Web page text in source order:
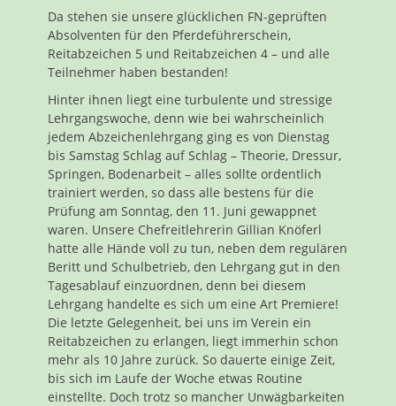
Da stehen sie unsere glücklichen FN-geprüften
Absolventen für den Pferdeführerschein,
Reitabzeichen 5 und Reitabzeichen 4 – und alle
Teilnehmer haben bestanden!
Hinter ihnen liegt eine turbulente und stressige
Lehrgangswoche, denn wie bei wahrscheinlich
jedem Abzeichenlehrgang ging es von Dienstag
bis Samstag Schlag auf Schlag – Theorie, Dressur,
Springen, Bodenarbeit – alles sollte ordentlich
trainiert werden, so dass alle bestens für die
Prüfung am Sonntag, den 11. Juni gewappnet
waren. Unsere Chefreitlehrerin Gillian Knöferl
hatte alle Hände voll zu tun, neben dem regulären
Beritt und Schulbetrieb, den Lehrgang gut in den
Tagesablauf einzuordnen, denn bei diesem
Lehrgang handelte es sich um eine Art Premiere!
Die letzte Gelegenheit, bei uns im Verein ein
Reitabzeichen zu erlangen, liegt immerhin schon
mehr als 10 Jahre zurück. So dauerte einige Zeit,
bis sich im Laufe der Woche etwas Routine
einstellte. Doch trotz so mancher Unwägbarkeiten